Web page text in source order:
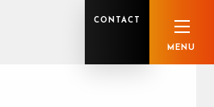
CONTACT
MENU